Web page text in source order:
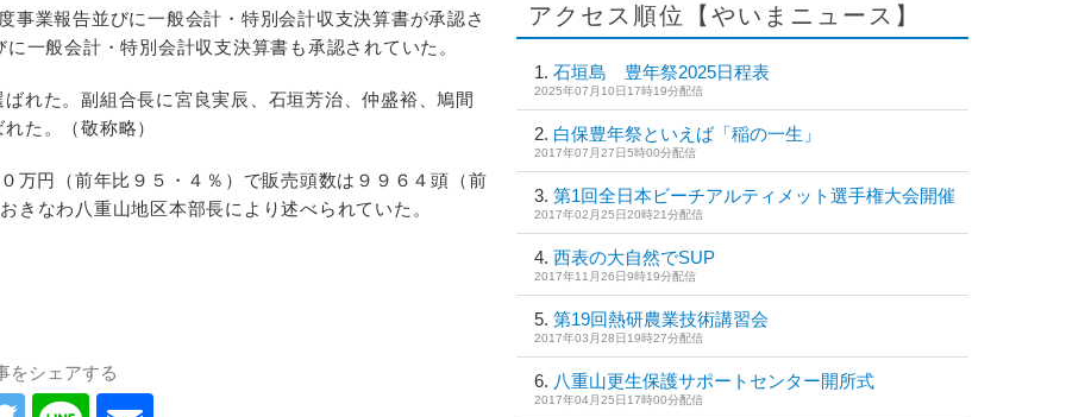
業報告並びに一般会計・特別会計収支決算書が承認さ
一般会計・特別会計収支決算書も承認されていた。
れた。副組合長に宮良実辰、石垣芳治、仲盛裕、鳩間
た。（敬称略）
万円（前年比９５・４％）で販売頭数は９９６４頭（前
なわ八重山地区本部長により述べられていた。
をシェアする
アクセス順位【やいまニュース】
石垣島 豊年祭2025日程表
2025年07月10日17時19分配信
白保豊年祭といえば「稲の一生」
2017年07月27日5時00分配信
第1回全日本ビーチアルティメット選手権大会開催
2017年02月25日20時21分配信
西表の大自然でSUP
2017年11月26日9時19分配信
第19回熱研農業技術講習会
2017年03月28日19時27分配信
八重山更生保護サポートセンター開所式
2017年04月25日17時00分配信